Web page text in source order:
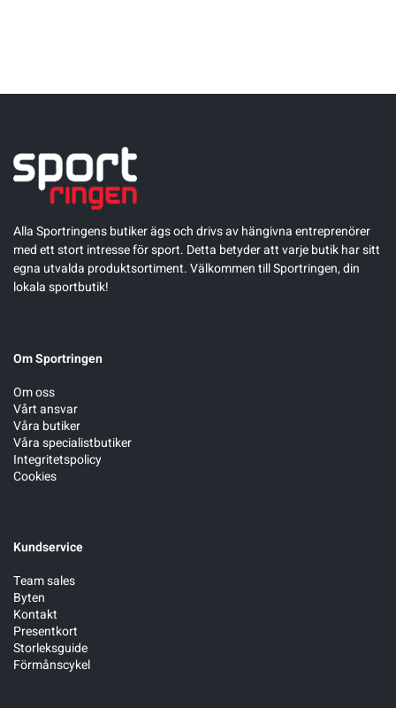
Alla Sportringens butiker ägs och drivs av hängivna entreprenörer
med ett stort intresse för sport. Detta betyder att varje butik har sitt
egna utvalda produktsortiment. Välkommen till Sportringen, din
lokala sportbutik!
Om Sportringen
Om oss
Vårt ansvar
Våra butiker
Våra specialistbutiker
Integritetspolicy
Cookies
Kundservice
Team sales
Byten
Kontakt
Presentkort
Storleksguide
Förmånscykel